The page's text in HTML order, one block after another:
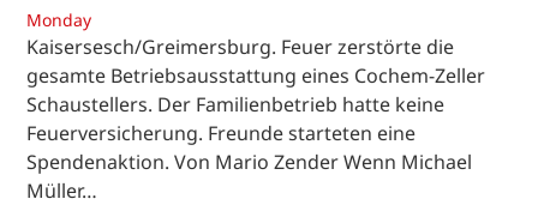
Monday
Kaisersesch/Greimersburg. Feuer zerstörte die
gesamte Betriebsausstattung eines Cochem-Zeller
Schaustellers. Der Familienbetrieb hatte keine
Feuerversicherung. Freunde starteten eine
Spendenaktion. Von Mario Zender Wenn Michael
Müller…